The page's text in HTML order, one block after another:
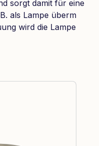
sorgt damit für eine
als Lampe überm
wird die Lampe